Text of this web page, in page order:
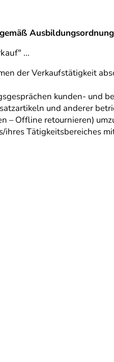
...
der Verkaufstätigkeit
kunden- und
und anderer
– Offline retournieren)
Tätigkeitsbereiches